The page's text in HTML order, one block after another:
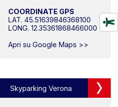
COORDINATE GPS
LAT. 45.51639846368100
LONG. 12.35361868466000
Apri su Google Maps >>
Skyparking Verona